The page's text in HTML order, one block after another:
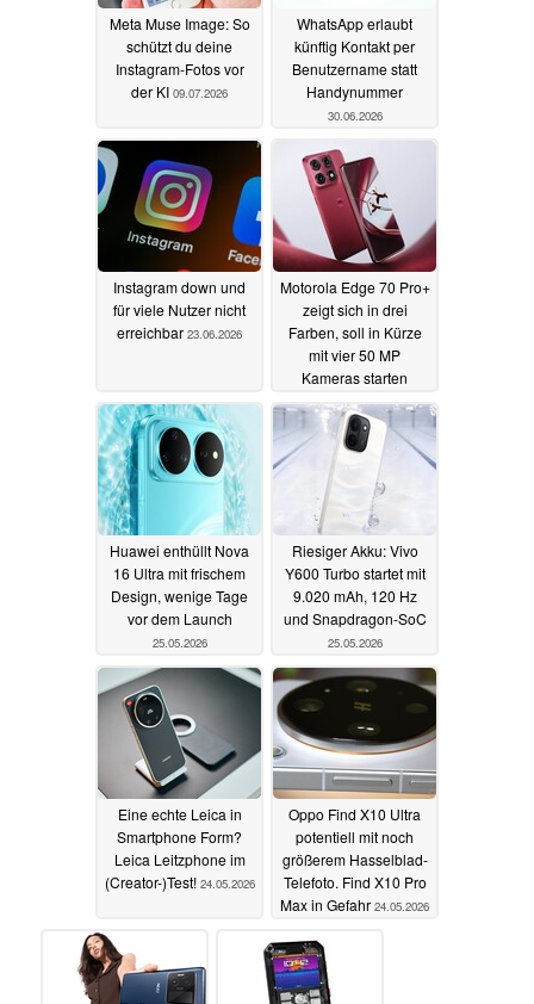
Meta Muse Image: So
schützt du deine
Instagram-Fotos vor
der KI 09.07.2026
WhatsApp erlaubt
künftig Kontakt per
Benutzername statt
Handynummer
30.06.2026
Instagram down und
für viele Nutzer nicht
erreichbar 23.06.2026
Motorola Edge 70 Pro+
zeigt sich in drei
Farben, soll in Kürze
mit vier 50 MP
Kameras starten
25.05.2026
Huawei enthüllt Nova
16 Ultra mit frischem
Design, wenige Tage
vor dem Launch
25.05.2026
Riesiger Akku: Vivo
Y600 Turbo startet mit
9.020 mAh, 120 Hz
und Snapdragon-SoC
25.05.2026
Eine echte Leica in
Smartphone Form?
Leica Leitzphone im
(Creator-)Test! 24.05.2026
Oppo Find X10 Ultra
potentiell mit noch
größerem Hasselblad-
Telefoto. Find X10 Pro
Max in Gefahr 24.05.2026